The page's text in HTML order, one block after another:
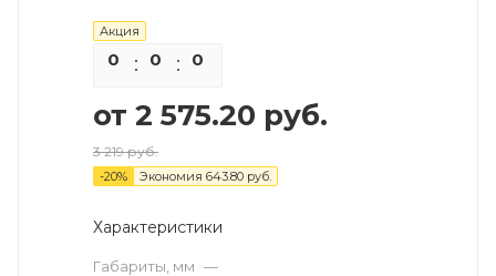
Акция
0 0 0
от 2 575.20 руб.
3 219 руб.
-20% Экономия 643.80 руб.
Характеристики
Габариты, мм —